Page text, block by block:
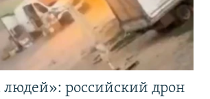
людей»: российский дрон